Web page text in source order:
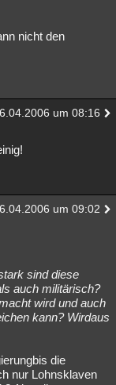
nicht den
um 08:16
um 09:02
sind diese
auch militärisch?
wird und auch
kann? Wirdaus
die
nur Lohnsklaven